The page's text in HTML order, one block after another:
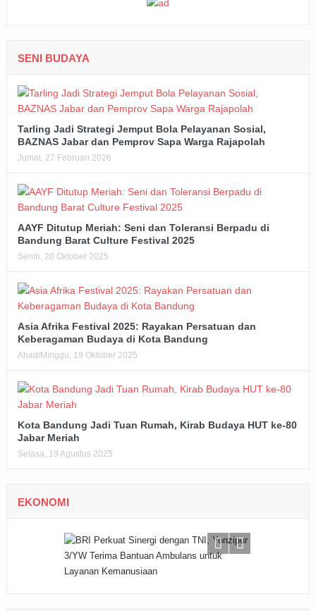
SENI BUDAYA
Tarling Jadi Strategi Jemput Bola Pelayanan Sosial,
BAZNAS Jabar dan Pemprov Sapa Warga Rajapolah
Jumat, 27 Februari 2026
AAYF Ditutup Meriah: Seni dan Toleransi Berpadu di
Bandung Barat Culture Festival 2025
Senin, 20 Oktober 2025
Asia Afrika Festival 2025: Rayakan Persatuan dan
Keberagaman Budaya di Kota Bandung
Ahad/Minggu, 19 Oktober 2025
Kota Bandung Jadi Tuan Rumah, Kirab Budaya HUT ke-80
Jabar Meriah
Selasa, 19 Agustus 2025
EKONOMI